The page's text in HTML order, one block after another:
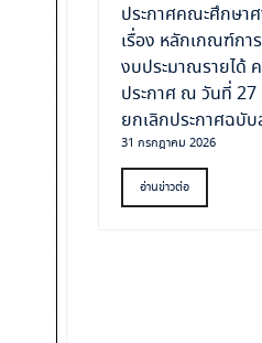
ประกาศคณะศึกษา
เรื่อง หลักเกณฑ์กา
งบประมาณรายได้
ประกาศ ณ วันที่ 27
ยกเลิกประกาศฉบั
31 กรกฎาคม 2026
อ่านข่าวต่อ